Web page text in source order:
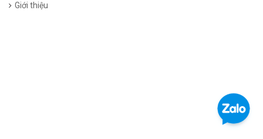
Giới thiệu